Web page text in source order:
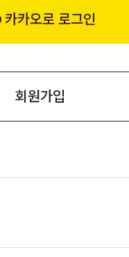
카카오로 로그인
회원가입